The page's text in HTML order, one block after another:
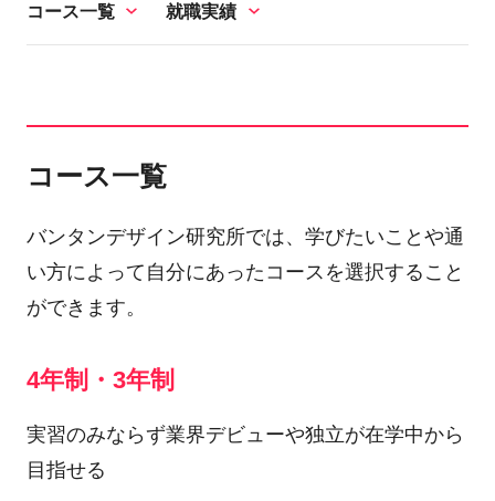
コース一覧 就職実績
コース一覧
バンタンデザイン研究所では、学びたいことや通
い方によって自分にあったコースを選択すること
ができます。
4年制・3年制
実習のみならず業界デビューや独立が在学中から
目指せる